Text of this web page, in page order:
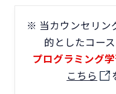
※ 当カウンセリン
的としたコー
プログラミング
こちら